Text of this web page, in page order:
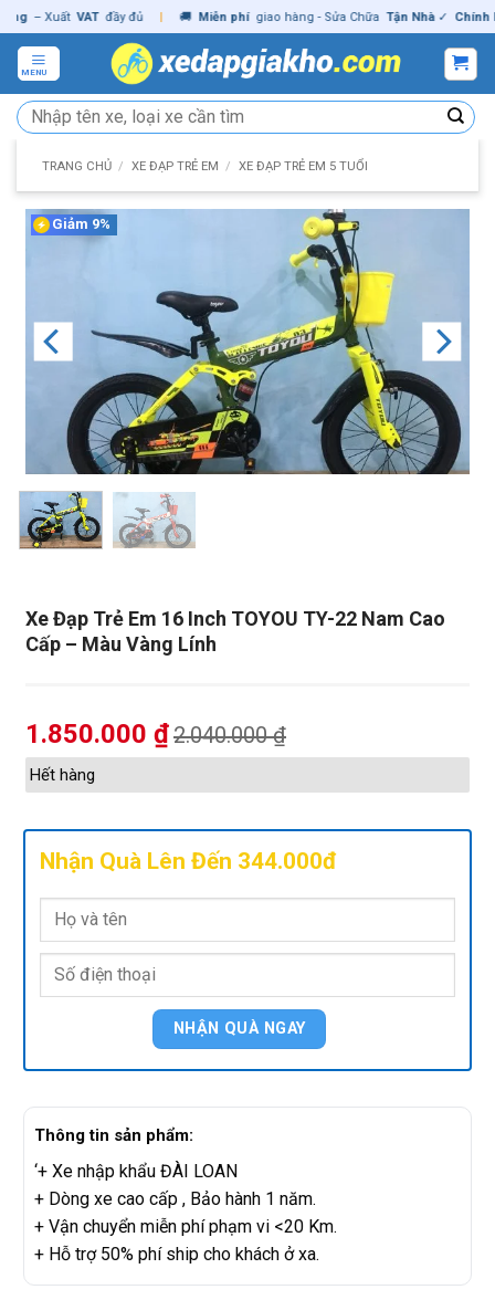
Skip
to
content
– Xuất VAT đầy đủ | 🚚 Miễn phí giao hàng - Sửa Chữa Tận Nhà ✓ Chính hãng
MENU
Tìm
kiếm:
TRANG CHỦ / XE ĐẠP TRẺ EM / XE ĐẠP TRẺ EM 5 TUỔI
Xe Đạp Trẻ Em 16 Inch TOYOU TY-22 Nam Cao
Cấp – Màu Vàng Lính
Giảm 9%
1.850.000 ₫2.040.000₫
Hết hàng
Nhận Quà Lên Đến 344.000đ
Thông tin sản phẩm:
‘+ Xe nhập khẩu ĐÀI LOAN
+ Dòng xe cao cấp , Bảo hành 1 năm.
+ Vận chuyển miễn phí phạm vi <20 Km.
+ Hỗ trợ 50% phí ship cho khách ở xa.